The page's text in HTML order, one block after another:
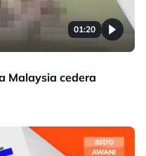
01:20
Malaysia cedera